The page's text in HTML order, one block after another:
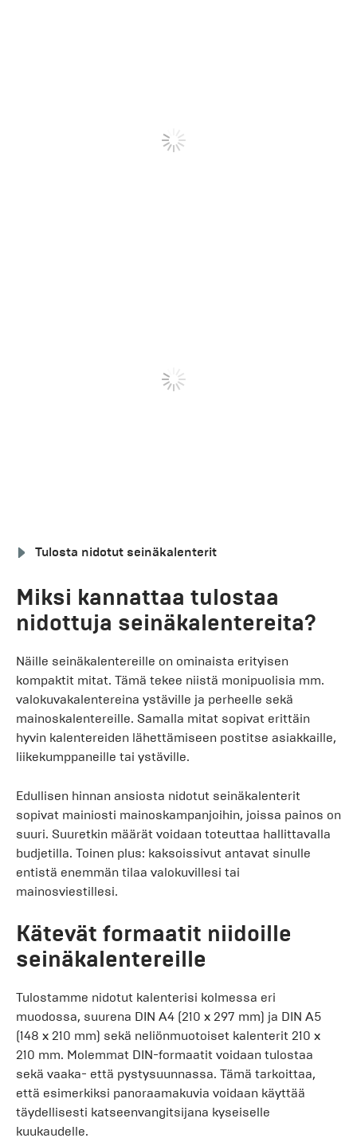
Tulosta nidotut seinäkalenterit
Miksi kannattaa tulostaa
nidottuja seinäkalentereita?
Näille seinäkalentereille on ominaista erityisen
kompaktit mitat. Tämä tekee niistä monipuolisia mm.
valokuvakalentereina ystäville ja perheelle sekä
mainoskalentereille. Samalla mitat sopivat erittäin
hyvin kalentereiden lähettämiseen postitse asiakkaille,
liikekumppaneille tai ystäville.
Edullisen hinnan ansiosta nidotut seinäkalenterit
sopivat mainiosti mainoskampanjoihin, joissa painos on
suuri. Suuretkin määrät voidaan toteuttaa hallittavalla
budjetilla. Toinen plus: kaksoissivut antavat sinulle
entistä enemmän tilaa valokuvillesi tai
mainosviestillesi.
Kätevät formaatit niidoille
seinäkalentereille
Tulostamme nidotut kalenterisi kolmessa eri
muodossa, suurena DIN A4 (210 x 297 mm) ja DIN A5
(148 x 210 mm) sekä neliönmuotoiset kalenterit 210 x
210 mm. Molemmat DIN-formaatit voidaan tulostaa
sekä vaaka- että pystysuunnassa. Tämä tarkoittaa,
että esimerkiksi panoraamakuvia voidaan käyttää
täydellisesti katseenvangitsijana kyseiselle
kuukaudelle.